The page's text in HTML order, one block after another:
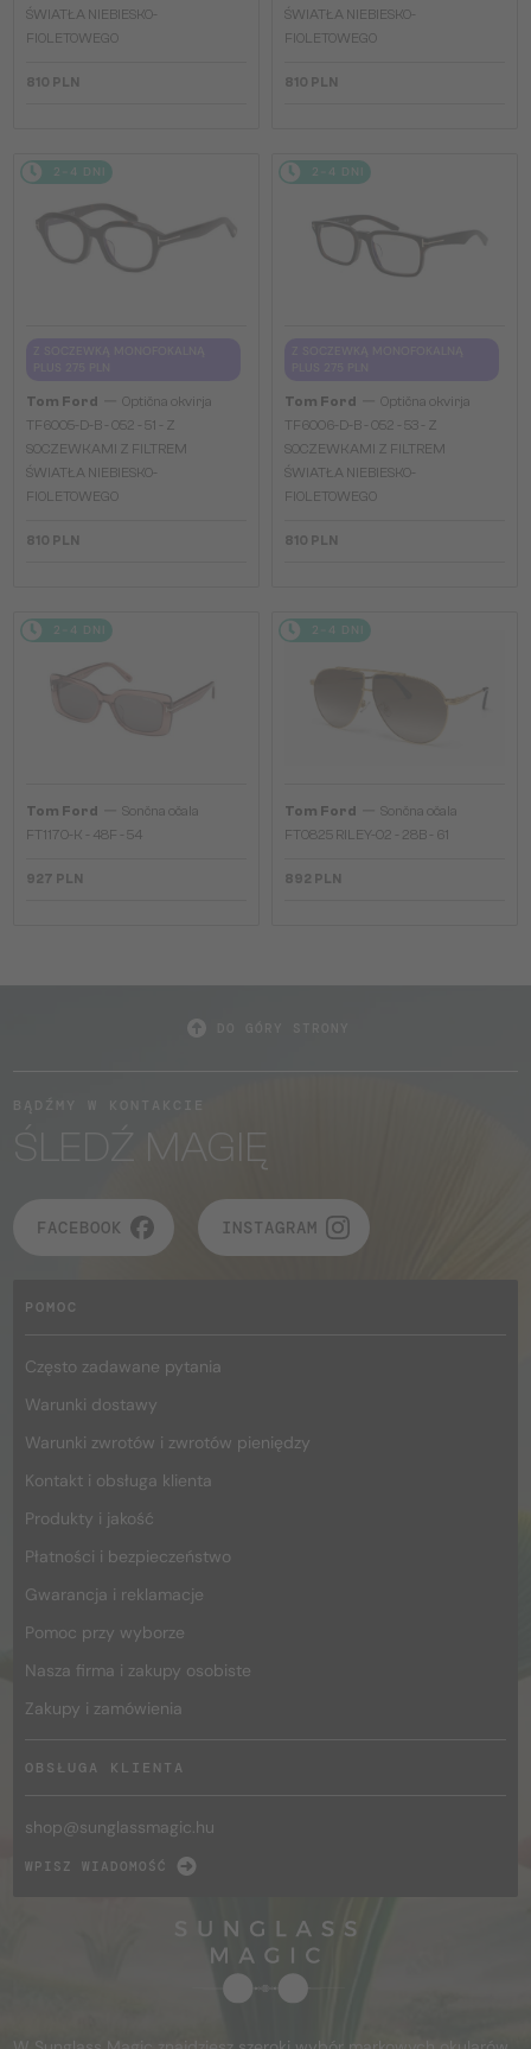
ŚWIATŁA NIEBIESKO-
FIOLETOWEGO
810 PLN
ŚWIATŁA NIEBIESKO-
FIOLETOWEGO
810 PLN
2-4 DNI
Tom Ford
Optična okvirja
TF6005-D-B - 052 - 51 - Z
SOCZEWKAMI Z FILTREM
ŚWIATŁA NIEBIESKO-
FIOLETOWEGO
810 PLN
2-4 DNI
Tom Ford
Optična okvirja
TF6006-D-B - 052 - 53 - Z
SOCZEWKAMI Z FILTREM
ŚWIATŁA NIEBIESKO-
FIOLETOWEGO
810 PLN
2-4 DNI
Tom Ford
Sončna očala
FT1170-K - 48F - 54
927 PLN
2-4 DNI
Tom Ford
Sončna očala
FT0825 RILEY-02 - 28B - 61
892 PLN
ŚLEDŹ MAGIĘ
FACEBOOK INSTAGRAM
POMOC
Często zadawane pytania
Warunki dostawy
Warunki zwrotów i zwrotów pieniędzy
Kontakt i obsługa klienta
Produkty i jakość
Płatności i bezpieczeństwo
Gwarancja i reklamacje
Pomoc przy wyborze
Nasza firma i zakupy osobiste
Zakupy i zamówienia
OBSŁUGA KLIENTA
shop@sunglassmagic.hu
WPISZ WIADOMOŚĆ